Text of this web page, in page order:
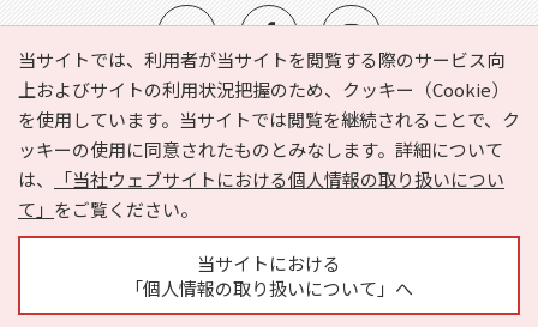
当サイトでは、利用者が当サイトを閲覧する際のサービス向
上およびサイトの利用状況把握のため、クッキー（Cookie）
を使用しています。当サイトでは閲覧を継続されることで、ク
ッキーの使用に同意されたものとみなします。詳細について
は、
「当社ウェブサイトにおける個人情報の取り扱いについ
て」 をご覧ください。
当サイトにおける
「個人情報の取り扱いについて」へ
e-NAVITA（イーナビタ）とは？ お気に入り
ヘルプ
利用規約
個人情報の取り扱いについて
運営会社
サイトマップ
広告掲載に関するお問い合わせ